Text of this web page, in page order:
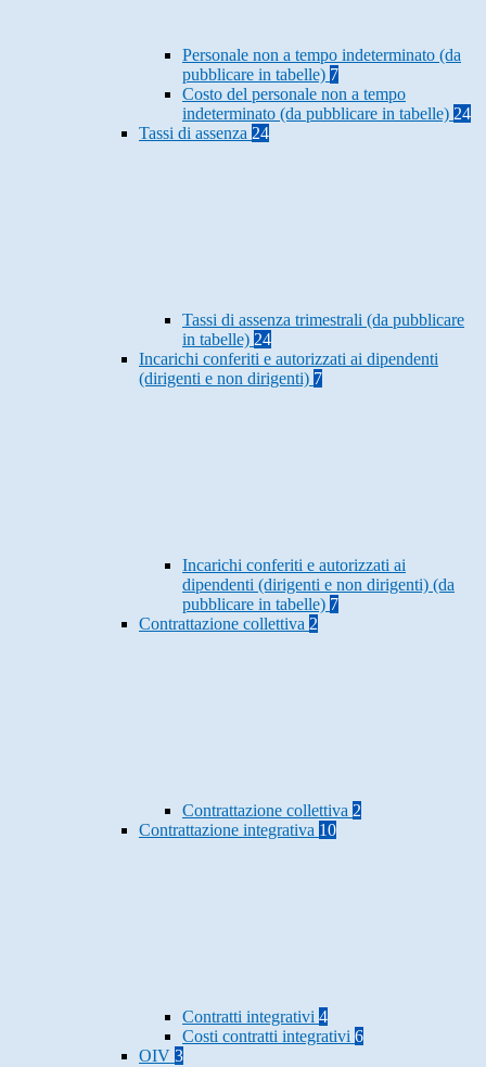
Personale non a tempo indeterminato (da
pubblicare in tabelle) 7
Costo del personale non a tempo
indeterminato (da pubblicare in tabelle) 24
Tassi di assenza 24
Tassi di assenza trimestrali (da pubblicare
in tabelle) 24
Incarichi conferiti e autorizzati ai dipendenti
(dirigenti e non dirigenti) 7
Incarichi conferiti e autorizzati ai
dipendenti (dirigenti e non dirigenti) (da
pubblicare in tabelle) 7
Contrattazione collettiva 2
Contrattazione collettiva 2
Contrattazione integrativa 10
Contratti integrativi 4
Costi contratti integrativi 6
OIV 3